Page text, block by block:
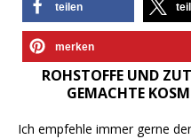
teilen
merken
ROHSTOFFE UND
GEMACHTE
Ich empfehle immer gerne